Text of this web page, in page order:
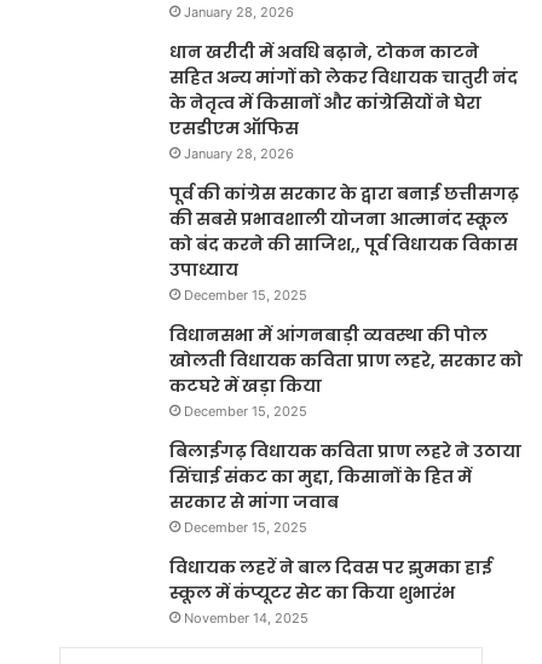
January 28, 2026
धान खरीदी में अवधि बढ़ाने, टोकन काटने
सहित अन्य मांगों को लेकर विधायक चातुरी नंद
के नेतृत्व में किसानों और कांग्रेसियों ने घेरा
एसडीएम ऑफिस
January 28, 2026
पूर्व की कांग्रेस सरकार के द्वारा बनाई छत्तीसगढ़
की सबसे प्रभावशाली योजना आत्मानंद स्कूल
को बंद करने की साजिश,, पूर्व विधायक विकास
उपाध्याय
December 15, 2025
विधानसभा में आंगनबाड़ी व्यवस्था की पोल
खोलती विधायक कविता प्राण लहरे, सरकार को
कटघरे में खड़ा किया
December 15, 2025
बिलाईगढ़ विधायक कविता प्राण लहरे ने उठाया
सिंचाई संकट का मुद्दा, किसानों के हित में
सरकार से मांगा जवाब
December 15, 2025
विधायक लहरें ने बाल दिवस पर झुमका हाई
स्कूल में कंप्यूटर सेट का किया शुभारंभ
November 14, 2025